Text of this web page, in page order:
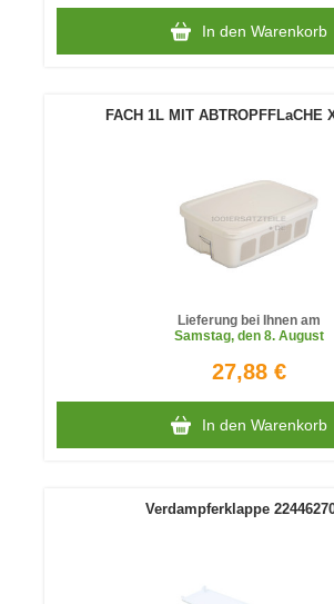
In den Warenkorb
FACH 1L MIT ABTROPFFLaCHE
Lieferung bei Ihnen am
Samstag, den 8. August
27,88 €
In den Warenkorb
Verdampferklappe